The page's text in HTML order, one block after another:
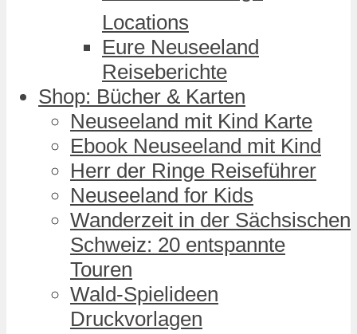
Locations
Eure Neuseeland
Reiseberichte
Shop: Bücher & Karten
Neuseeland mit Kind Karte
Ebook Neuseeland mit Kind
Herr der Ringe Reiseführer
Neuseeland for Kids
Wanderzeit in der Sächsischen
Schweiz: 20 entspannte
Touren
Wald-Spielideen
Druckvorlagen